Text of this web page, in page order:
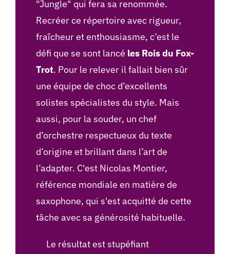
"Jungle" qui fera sa renommée.
Recréer ce répertoire avec rigueur,
fraîcheur et enthousiasme, c’est le
défi que se sont lancé les Rois du Fox-
Trot. Pour le relever il fallait bien sûr
une équipe de choc d’excellents
solistes spécialistes du style. Mais
aussi, pour la souder, un chef
d’orchestre respectueux du texte
d’origine et brillant dans l’art de
l’adapter. C'est Nicolas Montier,
référence mondiale en matière de
saxophone, qui s'est acquitté de cette
tâche avec sa générosité habituelle.
Le résultat est stupéfiant